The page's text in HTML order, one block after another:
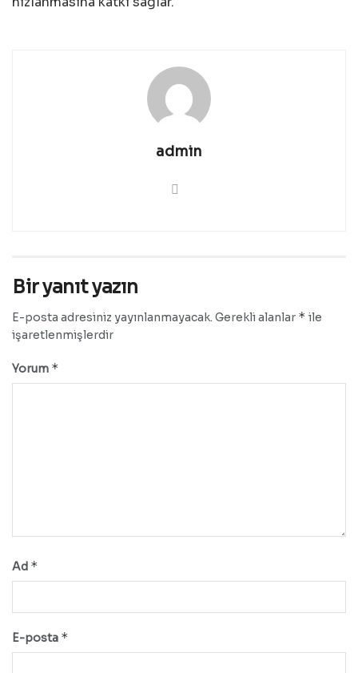
admin
Bir yanıt yazın
E-posta adresiniz yayınlanmayacak. Gerekli alanlar * ile
işaretlenmişlerdir
Yorum *
Ad *
E-posta *